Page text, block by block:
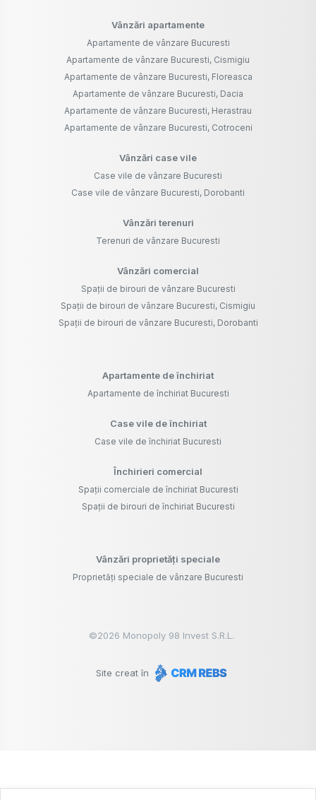
Vânzări apartamente
Apartamente de vânzare Bucuresti
Apartamente de vânzare Bucuresti, Cismigiu
Apartamente de vânzare Bucuresti, Floreasca
Apartamente de vânzare Bucuresti, Dacia
Apartamente de vânzare Bucuresti, Herastrau
Apartamente de vânzare Bucuresti, Cotroceni
Vânzări case vile
Case vile de vânzare Bucuresti
Case vile de vânzare Bucuresti, Dorobanti
Vânzări terenuri
Terenuri de vânzare Bucuresti
Vânzări comercial
Spații de birouri de vânzare Bucuresti
Spații de birouri de vânzare Bucuresti, Cismigiu
Spații de birouri de vânzare Bucuresti, Dorobanti
Apartamente de închiriat
Apartamente de închiriat Bucuresti
Case vile de închiriat
Case vile de închiriat Bucuresti
Închirieri comercial
Spații comerciale de închiriat Bucuresti
Spații de birouri de închiriat Bucuresti
Vânzări proprietăți speciale
Proprietăți speciale de vânzare Bucuresti
©2026 Monopoly 98 Invest S.R.L.
Site creat în